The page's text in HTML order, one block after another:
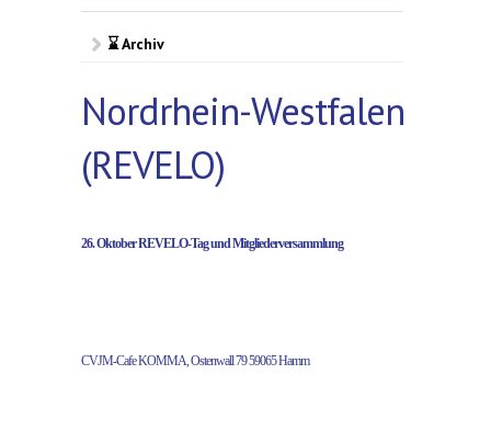
⌛ Archiv
Nordrhein-Westfalen
(REVELO)
26. Oktober REVELO-Tagund Mitgliederversammlung
CVJM-Cafe KOMMA, Ostenwall 79 59065 Hamm